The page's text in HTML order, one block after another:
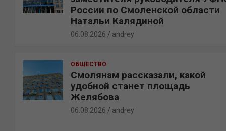
России по Смоленской области
Натальи Калядиной
06.08.2026 andrey
ОБЩЕСТВО
Смолянам рассказали, какой
удобной станет площадь
Желябова
06.08.2026 andrey